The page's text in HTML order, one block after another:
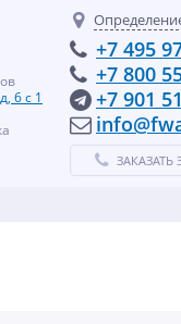
6 с 1
+7 495
+7 800
+7 901
ЗАКАЗАТЬ